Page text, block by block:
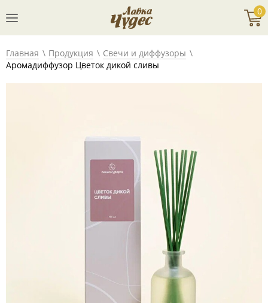
0
Главная Продукция
Свечи и диффузоры
Аромадиффузор Цветок дикой сливы